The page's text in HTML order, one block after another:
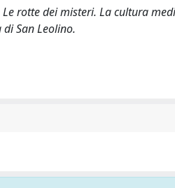
rotte dei misteri. La cultura
San Leolino.